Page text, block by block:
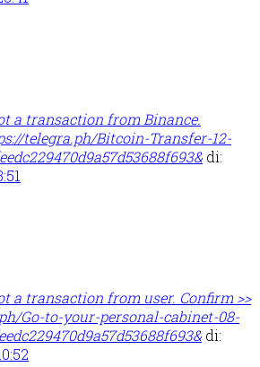
a transaction from Binance.
telegra.ph/Bitcoin-Transfer-12-
di:
a transaction from user. Confirm >>
Go-to-your-personal-cabinet-08-
di: